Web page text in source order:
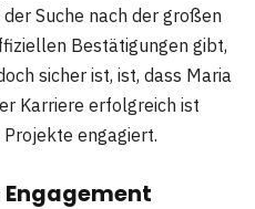
Suche nach der großen
Bestätigungen gibt,
sicher ist, ist, dass Maria
Karriere erfolgreich ist
engagiert.